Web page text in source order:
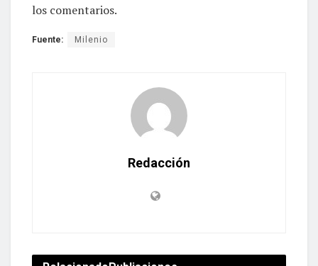
los comentarios.
Fuente: Milenio
Redacción